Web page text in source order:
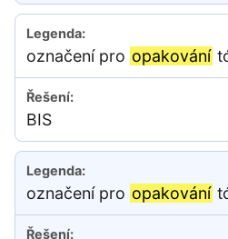
označení pro opakování
BIS
označení pro opakování